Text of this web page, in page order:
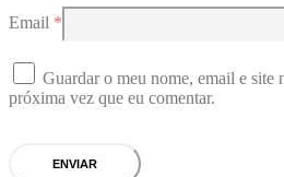
Email *
Guardar o meu nome, email e site
próxima vez que eu comentar.